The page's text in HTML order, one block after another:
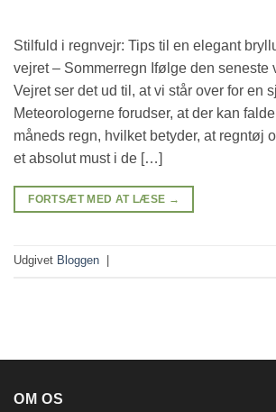
Stilfuld i regnvejr: Tips til en elegant
vejret – Sommerregn Ifølge den seneste
Vejret ser det ud til, at vi står over for en
Meteorologerne forudser, at der kan
måneds regn, hvilket betyder, at regntøj
et absolut must i de […]
FORTSÆT MED AT LÆSE →
Udgivet Bloggen
OM OS